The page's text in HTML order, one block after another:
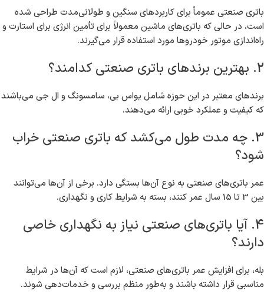
باتری صنعتی عموماً برای کاربردهای سنگین و طولانی‌مدت طراحی شده
است، در حالی که باتری‌های ماشین معمولاً برای تأمین انرژی برای استارت و
راه‌اندازی موتور خودروها مورد استفاده قرار می‌گیرند.
2. بهترین برندهای باتری صنعتی کدامند؟
برندهای معتبر در این حوزه شامل یواس بی، سامسونگ و ال جی می‌باشند
که کیفیت و عملکرد خوبی ارائه می‌دهند.
3. چه مدت طول می‌کشد که باتری صنعتی خراب
شود؟
عمر باتری‌های صنعتی به نوع آن‌ها بستگی دارد. برخی از آن‌ها می‌توانند
بین 3 تا 15 سال عمر کنند، بسته به شرایط کاری و نگهداری.
4. آیا باتری‌های صنعتی نیاز به نگهداری خاصی
دارند؟
بله، برای افزایش عمر باتری‌های صنعتی، لازم است که آن‌ها در شرایط
مناسبی قرار داشته باشند و به‌طور منظم بررسی و خدمات‌دهی شوند.